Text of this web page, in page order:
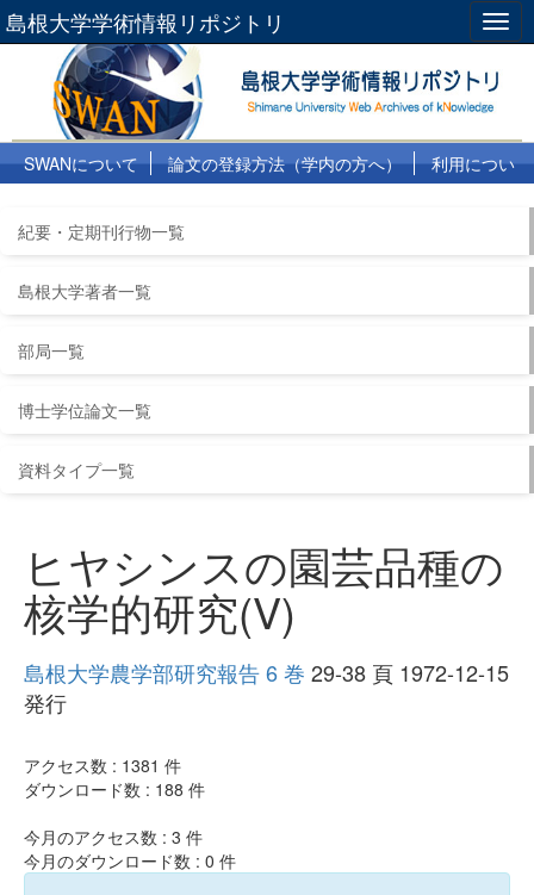
島根大学学術情報リポジトリ
SWANについて 論文の登録方法（学内の方へ）
利用につい
紀要・定期刊行物一覧
島根大学著者一覧
部局一覧
博士学位論文一覧
資料タイプ一覧
ヒヤシンスの園芸品種の
核学的研究(V)
島根大学農学部研究報告 6 巻 29-38 頁 1972-12-15
発行
アクセス数 : 1381 件
ダウンロード数 : 188 件
今月のアクセス数 : 3 件
今月のダウンロード数 : 0 件